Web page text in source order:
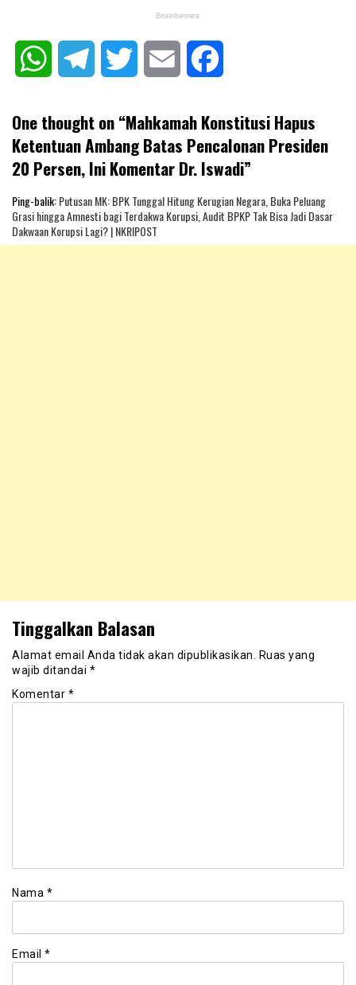
WhatsAppTelegram Twitter Email
One thought on “Mahkamah Konstitusi Hapus
Ketentuan Ambang Batas Pencalonan Presiden
20 Persen, Ini Komentar Dr. Iswadi”
Ping-balik:Putusan MK: BPK Tunggal Hitung Kerugian Negara, Buka Peluang
Grasi hingga Amnesti bagi Terdakwa Korupsi, Audit BPKP Tak Bisa Jadi Dasar
Dakwaan Korupsi Lagi? | NKRIPOST
Tinggalkan Balasan
Alamat email Anda tidak akan dipublikasikan. Ruas yang
wajib ditandai *
Komentar *
Nama *
Email *